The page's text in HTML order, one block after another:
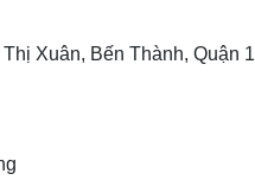
Xuân, Bến Thành, Quận